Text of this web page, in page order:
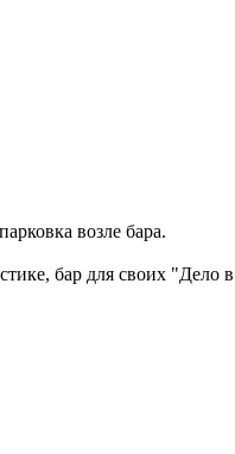
возле бара.
бар для своих "Дело